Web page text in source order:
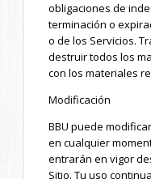
obligaciones de
terminación o
o de los Servicios.
destruir todos los
con los materiales
Modificación
BBU puede
en cualquier
entrarán en vigor
Sitio. Tu uso